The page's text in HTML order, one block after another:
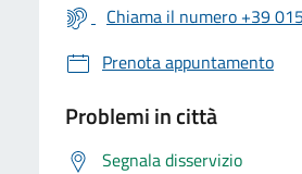
Chiama il numero +39
Prenota appuntamento
Problemi in città
Segnala disservizio